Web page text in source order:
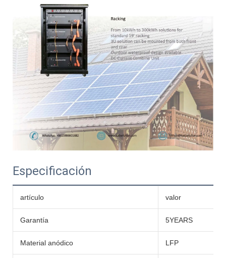
Especificación
artículo valor
Garantía 5YEARS
Material anódico LFP